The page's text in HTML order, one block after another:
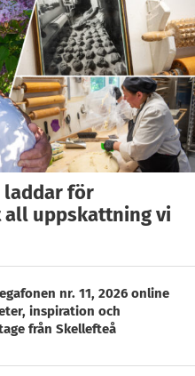
laddar för
all uppskattning vi
nr. 11, 2026 online
inspiration och
från Skellefteå